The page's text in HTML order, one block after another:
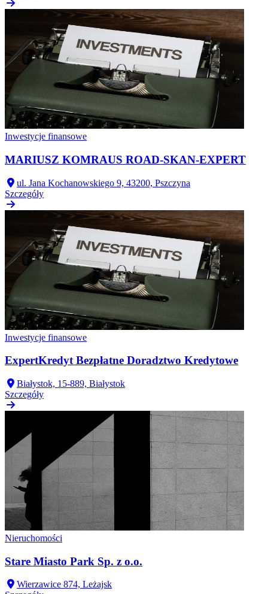
Inwestycje finansowe
MARIUSZ KOMRAUS ROAD-SKAN-EXPERT
ul. Jana Kochanowskiego 9, 43200, Pszczyna
Szczegóły
Inwestycje finansowe
ExpertKredyt Bezpłatne Doradztwo Kredytowe
Białystok, 15-889, Białystok
Szczegóły
Nieruchomości
Stare Miasto Park Sp. z o.o.
Wierzawice 874, Leżajsk